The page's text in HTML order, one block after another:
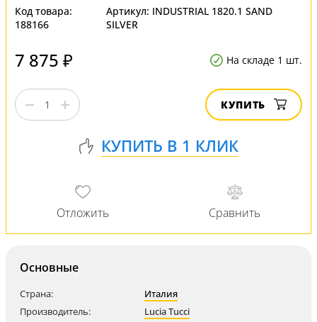
Код товара:
188166
Артикул: INDUSTRIAL 1820.1 SAND
SILVER
7 875 ₽ На складе 1 шт.
КУПИТЬ
Основные
Страна:
Италия
Производитель:
Lucia Tucci